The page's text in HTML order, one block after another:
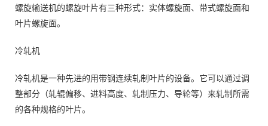
螺旋输送机的螺旋叶片有三种形式：实体螺旋面、带式螺旋面和
叶片螺旋面。
冷轧机
冷轧机是一种先进的用带钢连续轧制叶片的设备。它可以通过调
整部分（轧辊偏移、进料高度、轧制压力、导轮等）来轧制所需
的各种规格的叶片。